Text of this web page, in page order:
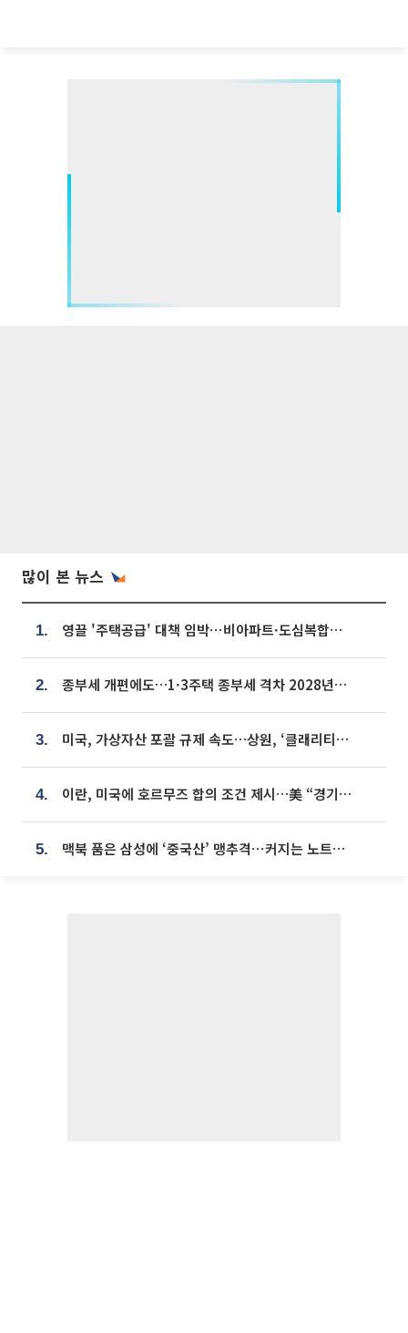
많이 본 뉴스
1. 영끌 '주택공급' 대책 임박⋯비아파트·도심복합까지 총동원
2. 종부세 개편에도…1·3주택 종부세 격차 2028년부터 확대
3. 미국, 가상자산 포괄 규제 속도…상원, ‘클래리티법’ 9월 절차투표 추진
4. 이란, 미국에 호르무즈 합의 조건 제시…美 “경기 아직 안 끝나” [종합]
5. 맥북 품은 삼성에 ‘중국산’ 맹추격⋯커지는 노트북 OLED 시장